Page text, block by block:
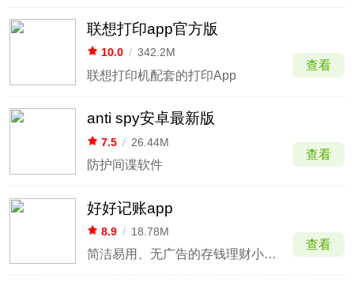
联想打印app官方版
10.0 / 342.2M
联想打印机配套的打印App
查看
anti spy安卓最新版
7.5 / 26.44M
防护间谍软件
查看
好好记账app
8.9 / 18.78M
简洁易用、无广告的存钱理财小助手
查看